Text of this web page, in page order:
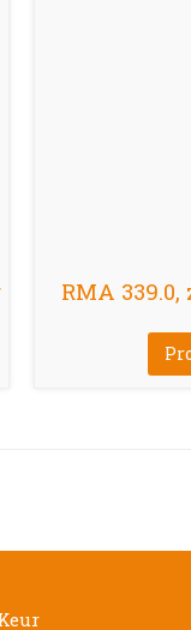
RMA